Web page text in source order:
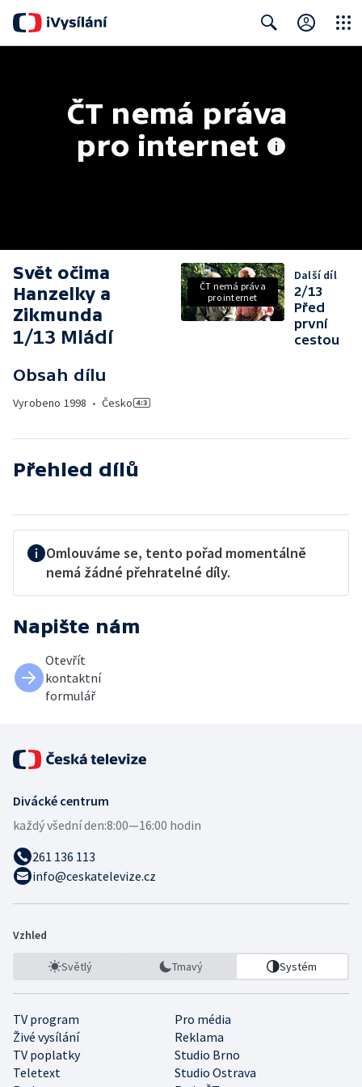
ČT nemá práva
pro internet
Svět očima
Hanzelky a
Zikmunda
1/13 Mládí
Obsah dílu
Vyrobeno 1998 • Česko
ČT nemá práva
pro internet
Další díl
2/13
Před
první
cestou
Přehled dílů
Omlouváme se, tento pořad momentálně
nemá žádné přehratelné díly.
Napište nám
Otevřít
kontaktní
formulář
Divácké centrum
každý všední den:8:00—16:00 hodin
261 136 113
info@ceskatelevize.cz
Vzhled
Světlý Tmavý Systém
TV program
Pro média
Živé vysílání
Reklama
TV poplatky
Studio Brno
Teletext
Studio Ostrava